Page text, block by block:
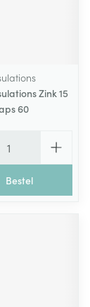
Zink 15
60
Bestel